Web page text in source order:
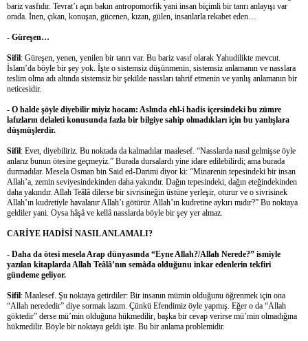
bariz vasfıdır. Tevrat’ı açın bakın antropomorfik yani insan biçimli bir tanrı anlayışı var
orada. İnen, çıkan, konuşan, gücenen, kızan, gülen, insanlarla rekabet eden…
- Güreşen…
Sifil: Güreşen, yenen, yenilen bir tanrı var. Bu bariz vasıf olarak Yahudilikte mevcut.
İslam’da böyle bir şey yok. İşte o sistemsiz düşünmenin, sistemsiz anlamanın ve nasslara
teslim olma adı altında sistemsiz bir şekilde nassları tahrif etmenin ve yanlış anlamanın bir
neticesidir.
- O halde şöyle diyebilir miyiz hocam: Aslında ehl-i hadis içersindeki bu zümre
lafızların delaleti konusunda fazla bir bilgiye sahip olmadıkları için bu yanlışlara
düşmüşlerdir.
Sifil: Evet, diyebiliriz. Bu noktada da kalmadılar maalesef. “Nasslarda nasıl gelmişse öyle
anlarız bunun ötesine geçmeyiz.” Burada dursalardı yine idare edilebilirdi; ama burada
durmadılar. Mesela Osman bin Said ed-Darimi diyor ki: “Minarenin tepesindeki bir insan
Allah’a, zemin seviyesindekinden daha yakındır. Dağın tepesindeki, dağın eteğindekinden
daha yakındır. Allah Teâlâ dilerse bir sivrisineğin üstüne yerleşir, oturur ve o sivrisinek
Allah’ın kudretiyle havalanır Allah’ı götürür. Allah’ın kudretine aykırı mıdır?” Bu noktaya
geldiler yani. Oysa hâşâ ve kellâ nasslarda böyle bir şey yer almaz.
CARİYE HADİSİ NASIL ANLAMALI?
- Daha da ötesi mesela Arap dünyasında “Eyne Allah?/Allah Nerede?” ismiyle
yazılan kitaplarda Allah Teâlâ’nın semâda olduğunu inkar edenlerin tekfiri
gündeme geliyor.
Sifil: Maalesef. Şu noktaya getirdiler: Bir insanın mümin olduğunu öğrenmek için ona
“Allah nerededir” diye sormak lazım. Çünkü Efendimiz öyle yapmış. Eğer o da “Allah
göktedir” derse mü’min olduğuna hükmedilir, başka bir cevap verirse mü’min olmadığına
hükmedilir. Böyle bir noktaya geldi işte. Bu bir anlama problemidir.